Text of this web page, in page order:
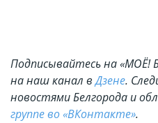
Подписывайтесь на «МОЁ!
на наш канал вДзене.
новостями Белгорода и
группе во «ВКонтакте».